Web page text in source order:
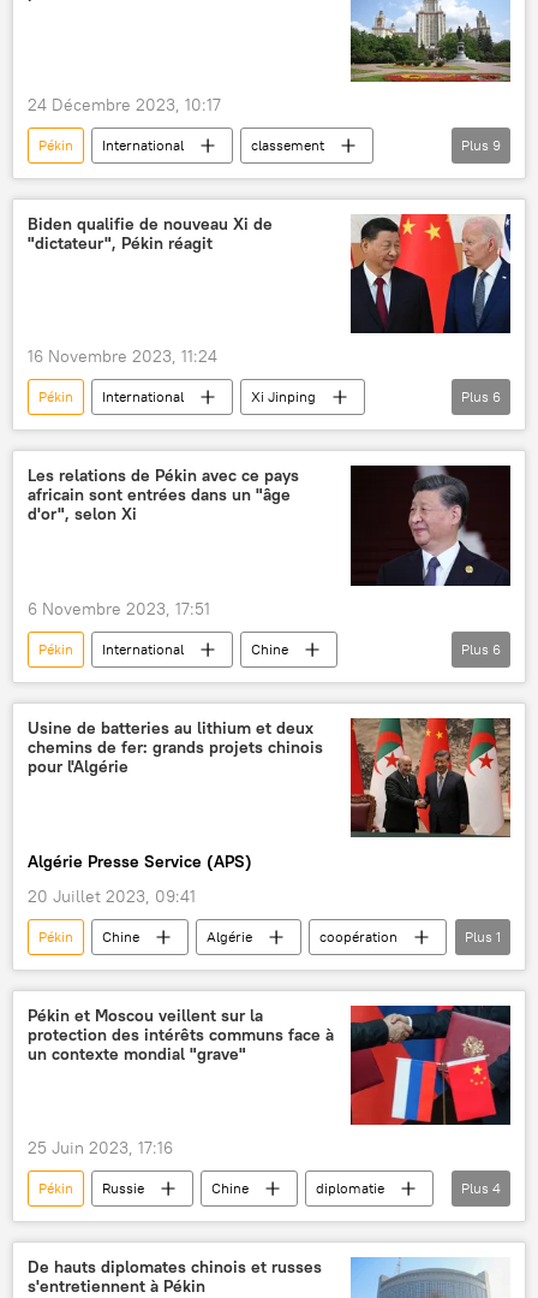
24 Décembre 2023, 10:17
Pékin International
classement
Moscou
Hong Kong
Shanghai
Mexico
Kuala Lumpur
Buenos Aires
Guadalajara
Abou Dhabi BRICS
Plus 9
Biden qualifie de nouveau Xi de
"dictateur", Pékin réagit
16 Novembre 2023, 11:24
Pékin International
Xi Jinping
Joe Biden
dictateur
Maison blanche
Washington
négociations Taïwan
Plus 6
Les relations de Pékin avec ce pays
africain sont entrées dans un "âge
d'or", selon Xi
6 Novembre 2023, 17:51
Pékin International
Chine
Xi Jinping
Xinhua
Afrique du Sud
Afrique subsaharienne
relations diplomatiques
Pretoria
Plus 6
Usine de batteries au lithium et deux
chemins de fer: grands projets chinois
pour l'Algérie
Algérie Presse Service (APS)
20 Juillet 2023, 09:41
Pékin Chine Algérie
coopération
accord de coopération
Plus 1
Pékin et Moscou veillent sur la
protection des intérêts communs face à
un contexte mondial "grave"
25 Juin 2023, 17:16
Pékin Russie Chine
diplomatie
Vladimir Poutine
Xi Jinping
coopération
International
Plus 4
De hauts diplomates chinois et russes
s'entretiennent à Pékin